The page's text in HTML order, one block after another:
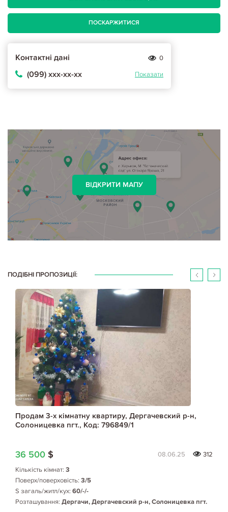
ПОСКАРЖИТИСЯ
Контактні дані 0
(099) ххх-хх-хх Показати
ВІДКРИТИ МАПУ
ПОДІБНІ ПРОПОЗИЦІЇ:
Продам 3-х кімнатну квартиру, Дергачевский р-н,
Солоницевка пгт., Код: 796849/1
36 500 $ 08.06.25
312
Кількість кімнат: 3
Поверх/поверховість: 3/5
S загаль/житл/кух: 60/-/-
Розташування: Дергачи, Дергачевский р-н, Солоницевка пгт.